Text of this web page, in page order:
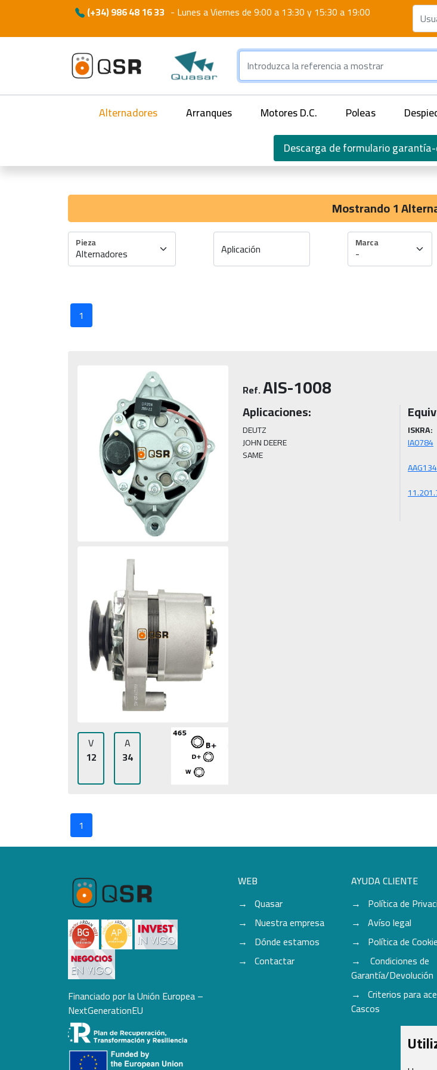
(+34) 986 48 16 33 - Lunes a Viernes de 9:00 a 13:30 y 15:30 a 19:00
Alternadores Arranques Motores D.C. Poleas
Descarga de formulario
Mostrando 1
Pieza Aplicación Marca
1
V
12
A
34
Ref.AIS-1008
Aplicaciones:
DEUTZ
JOHN DEERE
SAME
ISKRA:
IA0784
1
Financiado por la Unión Europea –
NextGenerationEU
WEB
Quasar
Nuestra empresa
Dónde estamos
Contactar
AYUDA CLIENTE
Política de
Avíso legal
Política de
Condiciones de
Garantía/Devolución
Criterios para
Cascos